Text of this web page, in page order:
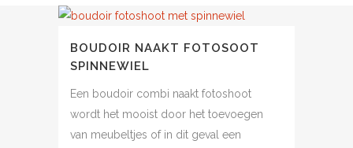
BOUDOIR NAAKT FOTOSOOT
SPINNEWIEL
Een boudoir combi naakt fotoshoot
wordt het mooist door het toevoegen
van meubeltjes of in dit geval een